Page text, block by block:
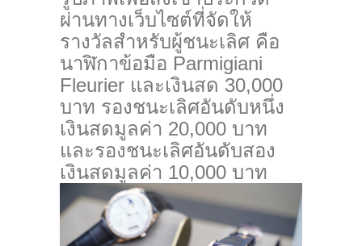
ผ่านทางเว็บไซต์ที่จัดให้
รางวัลสำหรับผู้ชนะเลิศ คือ
นาฬิกาข้อมือ Parmigiani
Fleurier และเงินสด 30,000
บาท รองชนะเลิศอันดับหนึ่ง
เงินสดมูลค่า 20,000 บาท
และรองชนะเลิศอันดับสอง
เงินสดมูลค่า 10,000 บาท